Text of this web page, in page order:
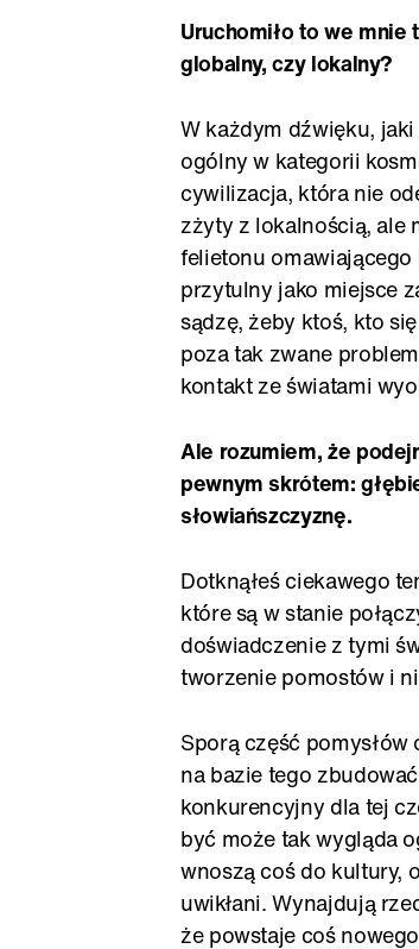
Uruchomiło to we mnie
globalny, czy lokalny?
W każdym dźwięku,
ogólny w kategorii
cywilizacja, która nie
zżyty z lokalnością, ale
felietonu omawiającego
przytulny jako miejsce
sądzę, żeby ktoś, kto
poza tak zwane
kontakt ze światami
Ale rozumiem, że
pewnym skrótem:
słowiańszczyznę.
Dotknąłeś ciekawego
które są w stanie
doświadczenie z tymi
tworzenie pomostów i
Sporą część
na bazie tego
konkurencyjny dla tej
być może tak wygląda
wnoszą coś do kultury,
uwikłani. Wynajdują
że powstaje coś